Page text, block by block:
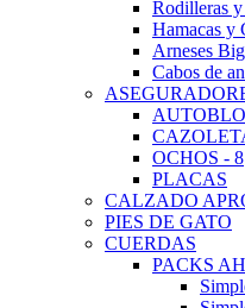
Rodilleras
Hamacas y
Arneses
Cabos de
OCHOS - 8
PLACAS
CALZADO
PIES DE GATO
CUERDAS
PACKS